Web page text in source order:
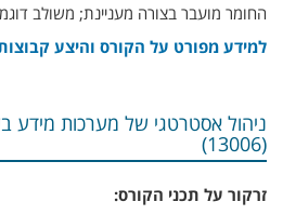
החומר מועבר בצורה מעניינת; משולב
למידע מפורט על הקורס והיצע
ניהול אסטרטגי של מערכות מידע
(13006)
זרקור על תכני הקורס: